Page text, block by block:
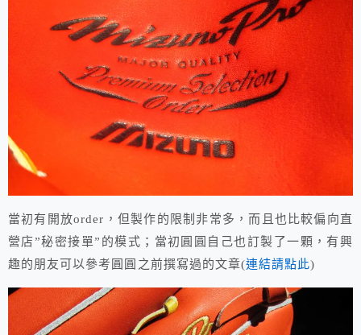
當初有開放order，但製作的限制非常多，而且也比較偏向直
營店”秘密接單”的模式；當初圓圓自己也訂製了一顆，有興
趣的朋友可以參考圓圓之前撰寫過的文章(連結請點此)